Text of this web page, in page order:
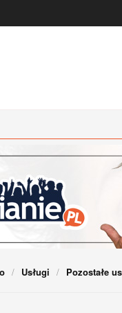
Usługi Pozostałe